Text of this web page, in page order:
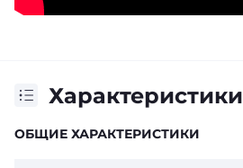
Характеристики
ОБЩИЕ ХАРАКТЕРИСТИКИ